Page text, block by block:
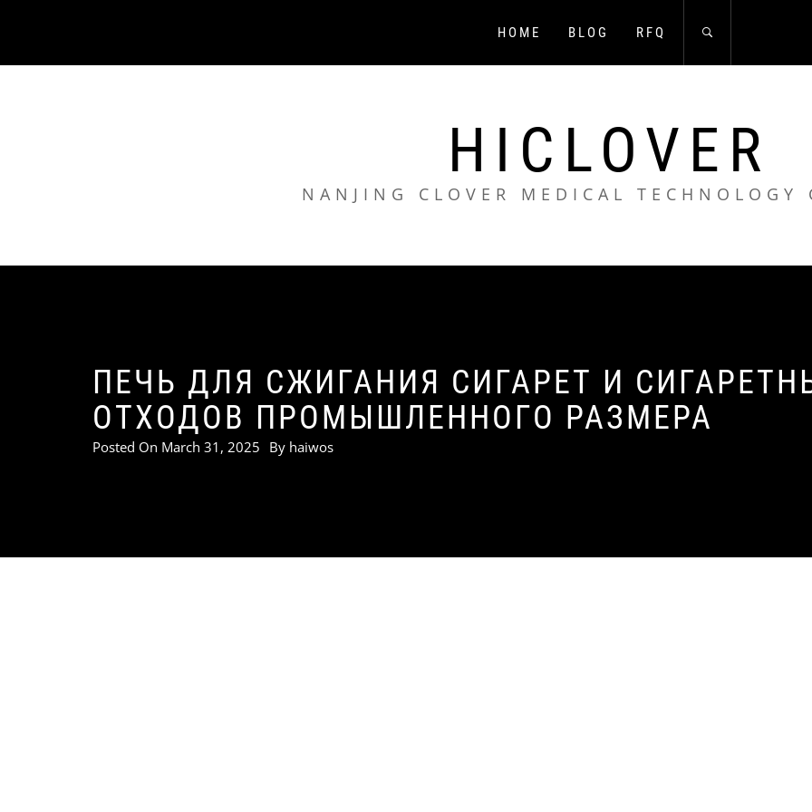
HOME BLOG RFQ
HICLOVER
NANJING CLOVER MEDICAL TECHNOLOGY
ПЕЧЬ ДЛЯ СЖИГАНИЯ СИГАРЕТ И
ОТХОДОВ ПРОМЫШЛЕННОГО РАЗМЕРА
Posted On March 31, 2025 By haiwos